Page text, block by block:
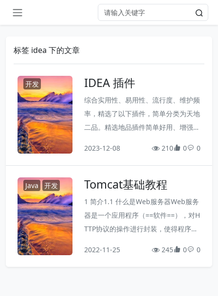
标签 idea 下的文章
开发 IDEA 插件
综合实用性、易用性、流行度、维护频
率，精选了以下插件，简单分类为天地
二品。精选地品插件简单好用、增强功
述：给编辑器设置背景图片（小姐姐图
片）○官网：https://plugins.jetbrai
ns.com/plugin/11247-background-i
2023-12-08 210 0 0
Java 开发 Tomcat基础教程
1 简介1.1 什么是Web服务器Web服务
器是一个应用程序（==软件==），对H
TTP协议的操作进行封装，使得程序员
发更加便捷。主要功能是"提供网上信
2022-11-25 245 0 0